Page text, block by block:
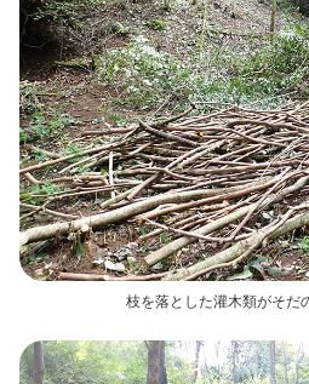
枝を落とした灌木類がそだ